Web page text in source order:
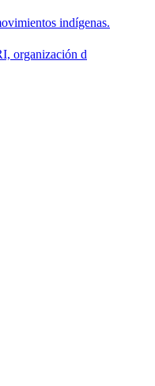
indígenas.
organización d